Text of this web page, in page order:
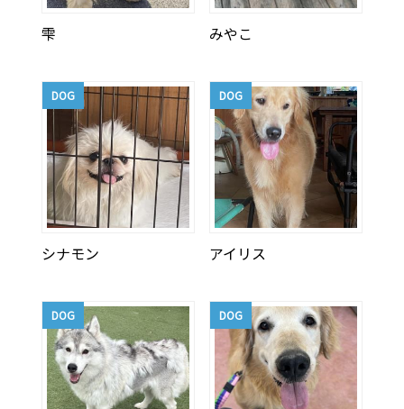
雫 みやこ
DOG
シナモン
DOG
アイリス
DOG DOG